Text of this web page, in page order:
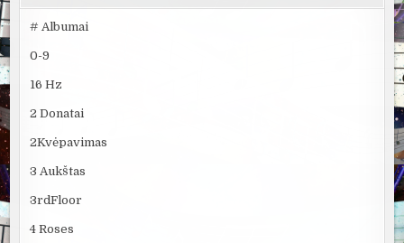
# Albumai
0-9
16 Hz
2 Donatai
2Kvėpavimas
3 Aukštas
3rdFloor
4 Roses